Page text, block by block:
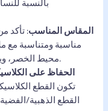
المقاس المناسب: تأكد
مناسبة ومتناسبة مع
محيط الخصر، ويجب أن تكمل ربطة العنق القميص والبدلة.
الحفاظ على
تكون القطع
القطع الذهبية/